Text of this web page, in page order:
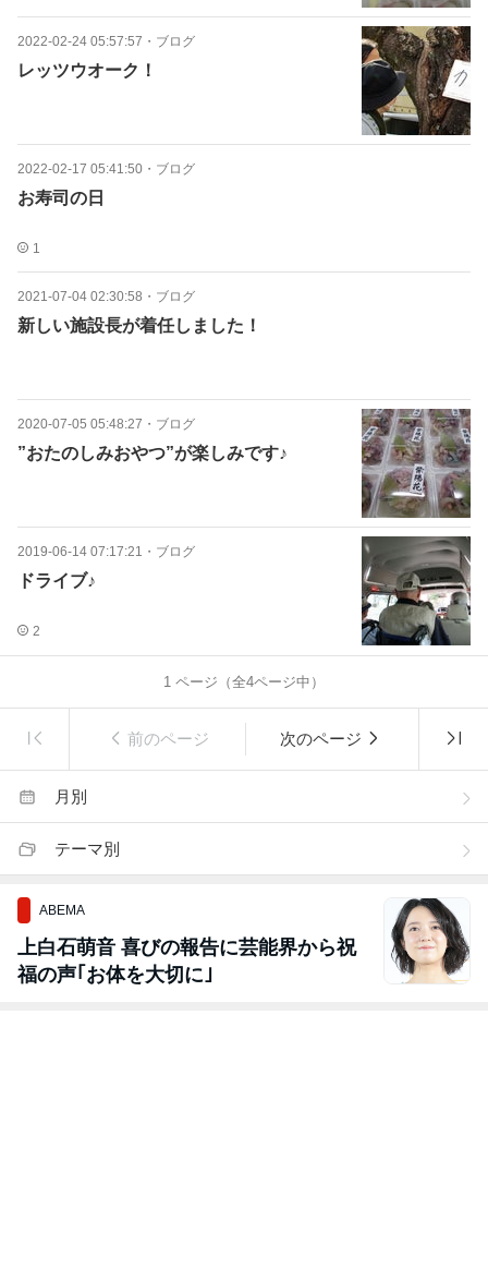
2022-02-24 05:57:57 ・ ブログ
レッツウオーク！
2022-02-17 05:41:50 ・ ブログ
お寿司の日
1
2021-07-04 02:30:58 ・ ブログ
新しい施設長が着任しました！
2020-07-05 05:48:27 ・ ブログ
”おたのしみおやつ”が楽しみです♪
2019-06-14 07:17:21 ・ ブログ
ドライブ♪
2
1 ページ（全4ページ中）
前のページ 次のページ
月別
テーマ別
ABEMA
上白石萌音 喜びの報告に芸能界から祝
福の声｢お体を大切に｣